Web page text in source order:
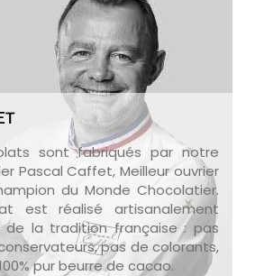
sont fabriqués par notre
Pascal Caffet, Meilleur ouvrier
du Monde Chocolatier.
est réalisé artisanalement
la tradition française : pas
pas de colorants,
pur beurre de cacao.